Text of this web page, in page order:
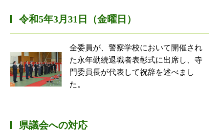
令和5年3月31日（金曜日）
全委員が、警察学校において開催され
た永年勤続退職者表彰式に出席し、寺
門委員長が代表して祝辞を述べまし
た。
県議会への対応